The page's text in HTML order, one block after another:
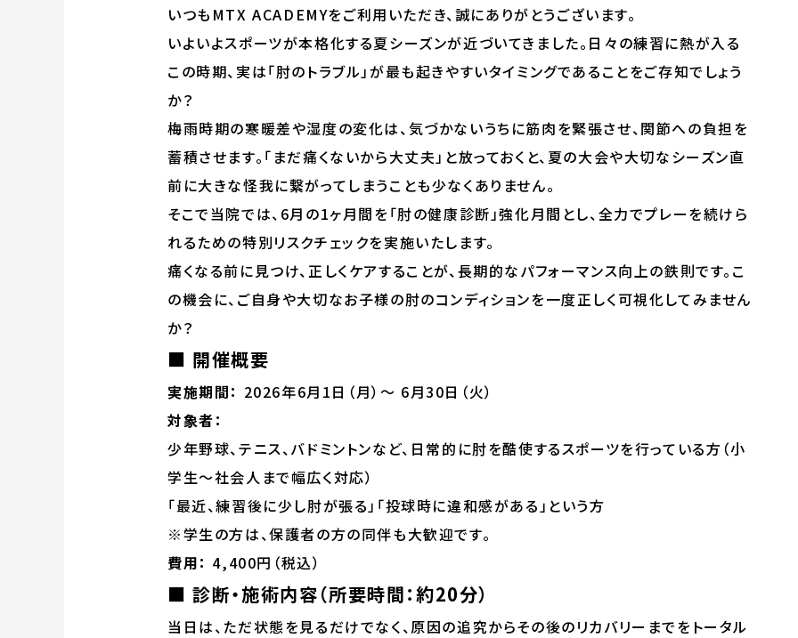
いつもMTX ACADEMYをご利用いただき、誠にありがとうございます。
いよいよスポーツが本格化する夏シーズンが近づいてきました。日々の練習に熱が入る
この時期、実は「肘のトラブル」が最も起きやすいタイミングであることをご存知でしょう
か？
梅雨時期の寒暖差や湿度の変化は、気づかないうちに筋肉を緊張させ、関節への負担を
蓄積させます。「まだ痛くないから大丈夫」と放っておくと、夏の大会や大切なシーズン直
前に大きな怪我に繋がってしまうことも少なくありません。
そこで当院では、6月の1ヶ月間を「肘の健康診断」強化月間とし、全力でプレーを続けら
れるための特別リスクチェックを実施いたします。
痛くなる前に見つけ、正しくケアすることが、長期的なパフォーマンス向上の鉄則です。こ
の機会に、ご自身や大切なお子様の肘のコンディションを一度正しく可視化してみません
か？
■ 開催概要
実施期間： 2026年6月1日（月）〜 6月30日（火）
対象者：
少年野球、テニス、バドミントンなど、日常的に肘を酷使するスポーツを行っている方（小
学生〜社会人まで幅広く対応）
「最近、練習後に少し肘が張る」「投球時に違和感がある」という方
※学生の方は、保護者の方の同伴も大歓迎です。
費用： 4,400円（税込）
■ 診断・施術内容（所要時間：約20分）
当日は、ただ状態を見るだけでなく、原因の追究からその後のリカバリーまでをトータル